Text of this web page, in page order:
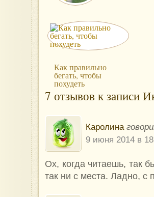
Как правильно
бегать, чтобы
похудеть
7 отзывов к записи
Каролина
9 июня 2014 в
Ох, когда читаешь, так
так ни с места. Ладно, с